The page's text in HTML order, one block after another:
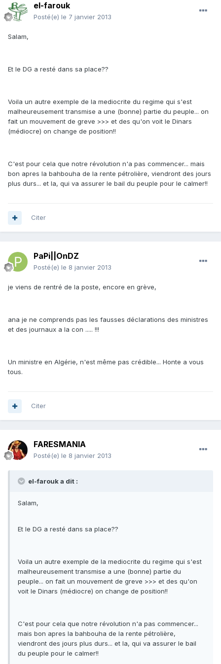
el-farouk
Posté(e) le 7 janvier 2013
Salam,
Et le DG a resté dans sa place??
Voila un autre exemple de la mediocrite du regime qui s'est
malheureusement transmise a une (bonne) partie du peuple... on
fait un mouvement de greve >>> et des qu'on voit le Dinars
(médiocre) on change de position!!
C'est pour cela que notre révolution n'a pas commencer... mais
bon apres la bahbouha de la rente pétrolière, viendront des jours
plus durs... et la, qui va assurer le bail du peuple pour le calmer!!
Citer
PaPi||OnDZ
Posté(e) le 8 janvier 2013
je viens de rentré de la poste, encore en grève,
ana je ne comprends pas les fausses déclarations des ministres
et des journaux a la con ..... !!!
Un ministre en Algérie, n'est même pas crédible... Honte a vous
tous.
Citer
FARESMANIA
Posté(e) le 8 janvier 2013
el-farouk a dit :
Salam,
Et le DG a resté dans sa place??
Voila un autre exemple de la mediocrite du regime qui s'est
malheureusement transmise a une (bonne) partie du
peuple... on fait un mouvement de greve >>> et des qu'on
voit le Dinars (médiocre) on change de position!!
C'est pour cela que notre révolution n'a pas commencer...
mais bon apres la bahbouha de la rente pétrolière,
viendront des jours plus durs... et la, qui va assurer le bail
du peuple pour le calmer!!